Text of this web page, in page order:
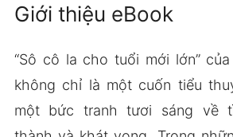
Giới thiệu eBook
“Sô cô la cho tuổi mới lớn”
không chỉ là một cuốn tiểu
một bức tranh tươi sáng về